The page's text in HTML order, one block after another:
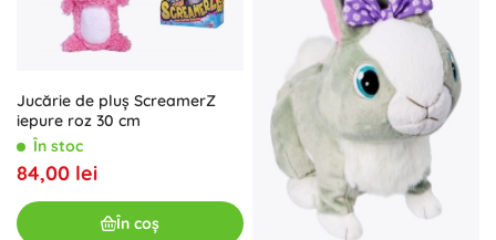
Jucărie de pluș ScreamerZ
iepure roz 30 cm
În stoc
84,00 lei
În coș